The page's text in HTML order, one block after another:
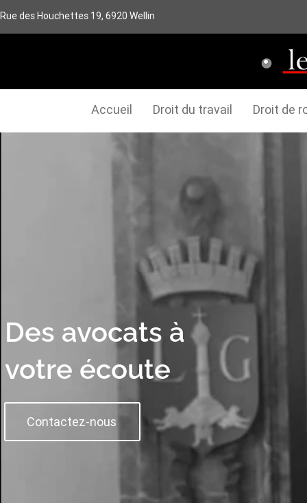
Rue des Houchettes 19, 6920 Wellin
Accueil Droit du travail Droit de
Des avocats à
votre écoute
Contactez-nous